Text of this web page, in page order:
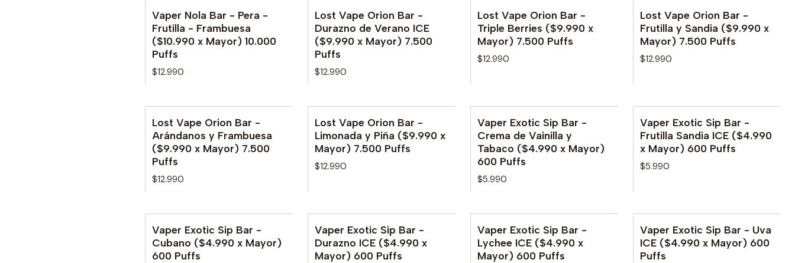
Vaper Nola Bar - Pera -
Frutilla - Frambuesa
($10.990 x Mayor) 10.000
Puffs
$12.990
Lost Vape Orion Bar -
Durazno de Verano ICE
($9.990 x Mayor) 7.500
Puffs
$12.990
Lost Vape Orion Bar -
Triple Berries ($9.990 x
Mayor) 7.500 Puffs
$12.990
Lost Vape Orion Bar -
Frutilla y Sandia ($9.990 x
Mayor) 7.500 Puffs
$12.990
Lost Vape Orion Bar -
Arándanos y Frambuesa
($9.990 x Mayor) 7.500
Puffs
$12.990
Lost Vape Orion Bar -
Limonada y Piña ($9.990 x
Mayor) 7.500 Puffs
$12.990
Vaper Exotic Sip Bar -
Crema de Vainilla y
Tabaco ($4.990 x Mayor)
600 Puffs
$5.990
Vaper Exotic Sip Bar -
Frutilla Sandia ICE ($4.990
x Mayor) 600 Puffs
$5.990
Vaper Exotic Sip Bar -
Cubano ($4.990 x Mayor)
600 Puffs
Vaper Exotic Sip Bar -
Durazno ICE ($4.990 x
Mayor) 600 Puffs
Vaper Exotic Sip Bar -
Lychee ICE ($4.990 x
Mayor) 600 Puffs
Vaper Exotic Sip Bar - Uva
ICE ($4.990 x Mayor) 600
Puffs